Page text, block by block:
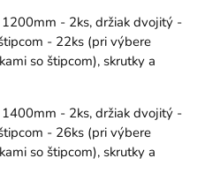
- 2ks, držiak dvojitý -
- 22ks (pri výbere
so štipcom), skrutky a
- 2ks, držiak dvojitý -
- 26ks (pri výbere
so štipcom), skrutky a